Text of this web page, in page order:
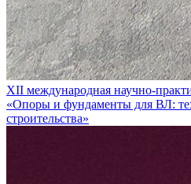
XII международная научно-
«Опоры и фундаменты для ВЛ:
строительства»